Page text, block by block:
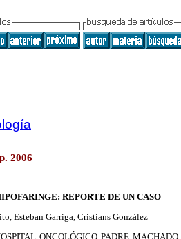
2006
REPORTE DE UN CASO
Esteban Garriga, Cristians González
ONCOLÓGICO PADRE MACHADO,